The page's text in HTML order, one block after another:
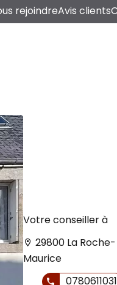
rejoindreAvis clients
Votre conseiller à
29800 La Roche-
Maurice
0780611031